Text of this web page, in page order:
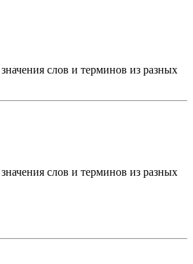
слов и терминов из разных
слов и терминов из разных